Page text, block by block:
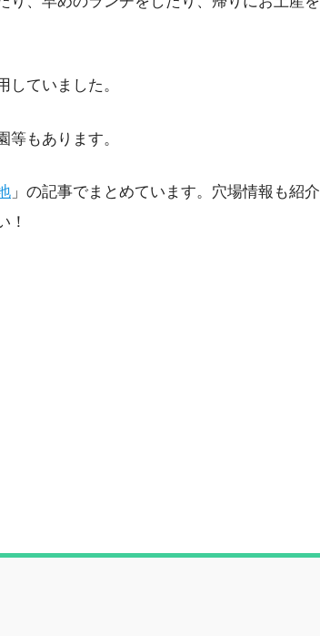
ていました。
もあります。
」の記事でまとめています。穴場情報も紹介
！